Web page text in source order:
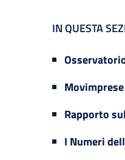
IN QUESTA
Movimprese
Rapporto
I Numeri